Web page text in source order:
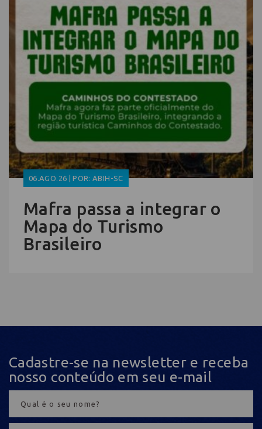
06.AGO.26 | POR: ABIH-SC
Mafra passa a integrar o
Mapa do Turismo
Brasileiro
Cadastre-se na newsletter e receba
nosso conteúdo em seu e-mail